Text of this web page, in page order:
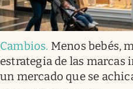
Cambios. Menos bebés,
estrategia de las marcas
un mercado que se